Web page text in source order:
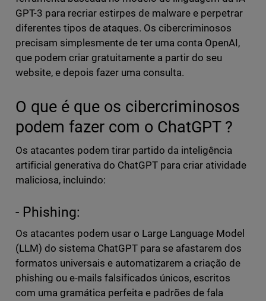
GPT-3 para recriar estirpes de malware e perpetrar
diferentes tipos de ataques. Os cibercriminosos
precisam simplesmente de ter uma conta OpenAI,
que podem criar gratuitamente a partir do seu
website, e depois fazer uma consulta.
O que é que os cibercriminosos
podem fazer com o ChatGPT ?
Os atacantes podem tirar partido da inteligência
artificial generativa do ChatGPT para criar atividade
maliciosa, incluindo:
- Phishing:
Os atacantes podem usar o Large Language Model
(LLM) do sistema ChatGPT para se afastarem dos
formatos universais e automatizarem a criação de
phishing ou e-mails falsificados únicos, escritos
com uma gramática perfeita e padrões de fala